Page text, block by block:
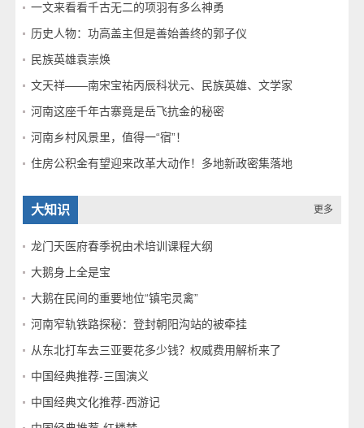
一文来看看千古无二的项羽有多么神勇
历史人物：功高盖主但是善始善终的郭子仪
民族英雄袁崇焕
文天祥——南宋宝祐丙辰科状元、民族英雄、文学家
河南这座千年古寨竟是岳飞抗金的秘密
河南乡村风景里，值得一“宿”！
住房公积金有望迎来改革大动作！多地新政密集落地
更多
大知识
龙门天医府春季祝由术培训课程大纲
大鹅身上全是宝
大鹅在民间的重要地位“镇宅灵禽”
河南窄轨铁路探秘：登封朝阳沟站的被牵挂
从东北打车去三亚要花多少钱？权威费用解析来了
中国经典推荐-三国演义
中国经典文化推荐-西游记